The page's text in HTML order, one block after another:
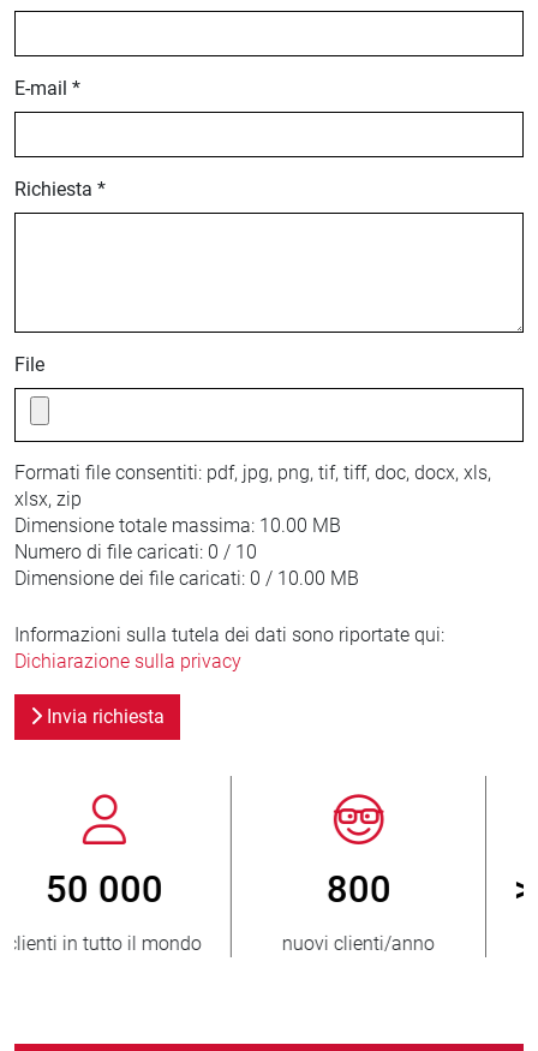
E-mail *
Richiesta *
File
Formati file consentiti: pdf, jpg, png, tif, tiff, doc, docx, xls,
xlsx, zip
Dimensione totale massima: 10.00 MB
Numero di file caricati: 0 / 10
Dimensione dei file caricati: 0 / 10.00 MB
Informazioni sulla tutela dei dati sono riportate qui:
Dichiarazione sulla privacy
Invia richiesta
800
nuovi clienti/anno
> 3 500 000
unità vendute